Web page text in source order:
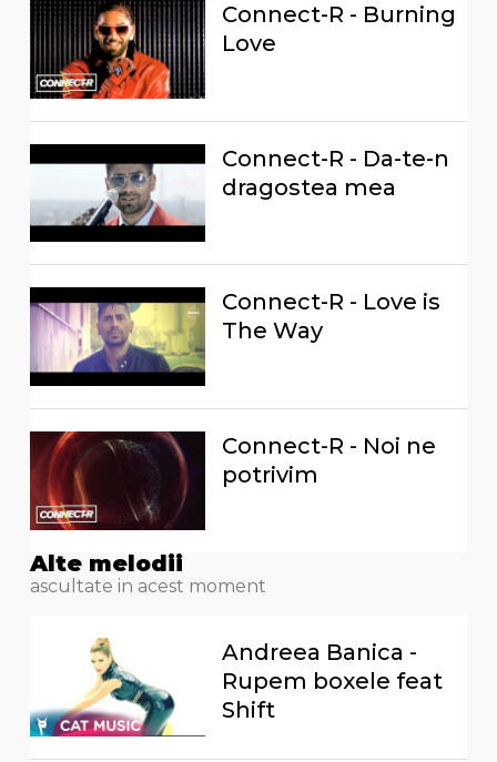
Connect-R - Burning
Love
Connect-R - Da-te-n
dragostea mea
Connect-R - Love is
The Way
Connect-R - Noi ne
potrivim
Alte melodii
ascultate in acest moment
Andreea Banica -
Rupem boxele feat
Shift